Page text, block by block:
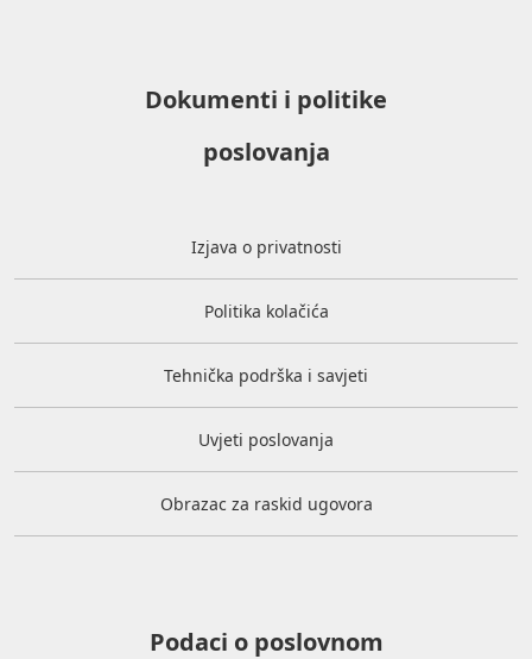
Dokumenti i politike
poslovanja
Izjava o privatnosti
Politika kolačića
Tehnička podrška i savjeti
Uvjeti poslovanja
Obrazac za raskid ugovora
Podaci o poslovnom